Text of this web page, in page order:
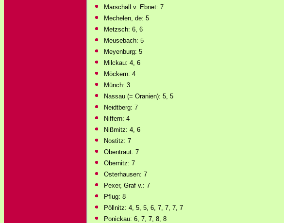
Marschall v. Ebnet: 7
Mechelen, de: 5
Metzsch: 6, 6
Meusebach: 5
Meyenburg: 5
Milckau: 4, 6
Möckern: 4
Münch: 3
Nassau (= Oranien): 5, 5
Neidtberg: 7
Niffern: 4
Nißmitz: 4, 6
Nostitz: 7
Obentraut: 7
Obernitz: 7
Osterhausen: 7
Pexer, Graf v.: 7
Pflug: 8
Pöllnitz: 4, 5, 5, 6, 7, 7, 7, 7
Ponickau: 6, 7, 7, 8, 8